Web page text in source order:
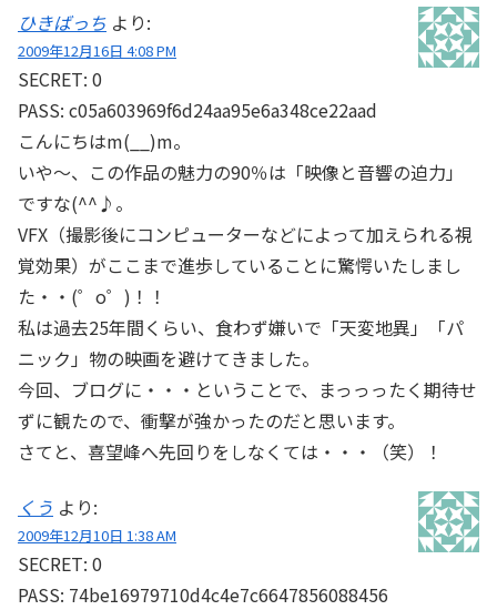
ひきばっち より:
2009年12月16日 4:08 PM
SECRET: 0
PASS: c05a603969f6d24aa95e6a348ce22aad
こんにちはm(__)m。
いや～、この作品の魅力の90％は「映像と音響の迫力」
ですな(^^♪。
VFX（撮影後にコンピューターなどによって加えられる視
覚効果）がここまで進歩していることに驚愕いたしまし
た・・(゜o゜)！！
私は過去25年間くらい、食わず嫌いで「天変地異」「パ
ニック」物の映画を避けてきました。
今回、ブログに・・・ということで、まっっったく期待せ
ずに観たので、衝撃が強かったのだと思います。
さてと、喜望峰へ先回りをしなくては・・・（笑）！
くう より:
2009年12月10日 1:38 AM
SECRET: 0
PASS: 74be16979710d4c4e7c6647856088456